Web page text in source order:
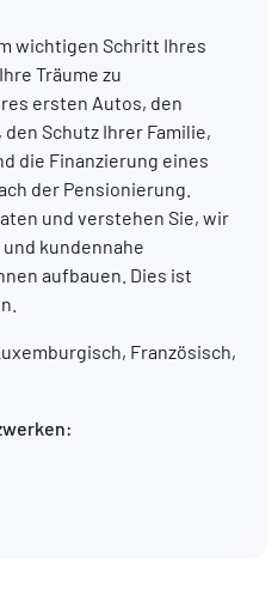
wichtigen Schritt Ihres
Träume zu
ersten Autos, den
Schutz Ihrer Familie,
die Finanzierung eines
der Pensionierung.
und verstehen Sie, wir
kundennahe
aufbauen. Dies ist
Französisch,